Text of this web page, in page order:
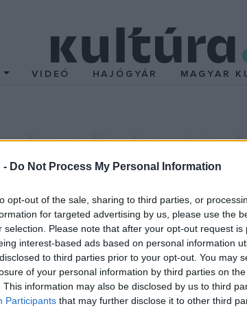
- Do Not Process My Personal Information
opt-out of the sale, sharing to third parties, or
for targeted advertising by us, please use the
selection. Please note that after your opt-out request is
interest-based ads based on personal information
to third parties prior to your opt-out. You may
of your personal information by third parties on the
This information may also be disclosed by us to third
Participants that may further disclose it to other third
VIDEÓ HAJÓGYÁR MAGYAR
a Forbes
nevén Shawn Carter, 34 millió dollárt
bevétele sokkal inkább abból származott, hogy
megállapodások tulajdonosa a
204 millióért - amiért ugyancsak